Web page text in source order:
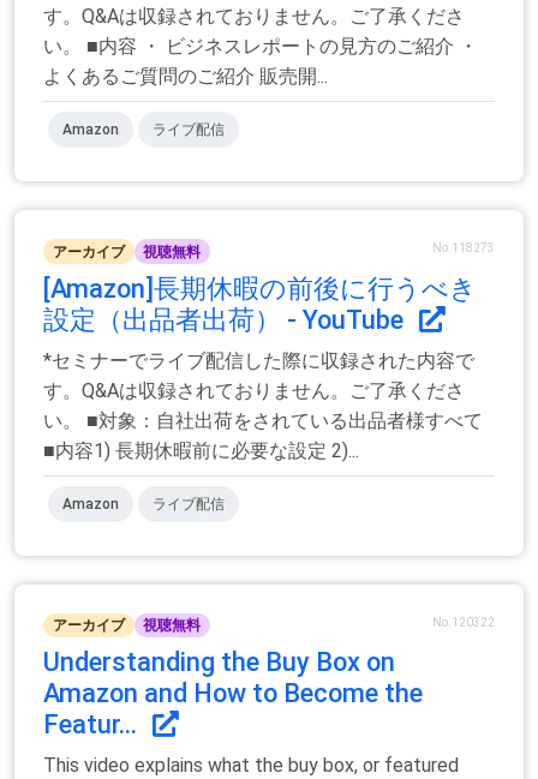
す。Q&Aは収録されておりません。ご了承くださ
い。 ■内容 ・ ビジネスレポートの見方のご紹介 ・
よくあるご質問のご紹介 販売開...
Amazon ライブ配信
アーカイブ 視聴無料 No.118273
[Amazon]長期休暇の前後に行うべき
設定（出品者出荷） - YouTube
*セミナーでライブ配信した際に収録された内容で
す。Q&Aは収録されておりません。ご了承くださ
い。 ■対象：自社出荷をされている出品者様すべて
■内容1) 長期休暇前に必要な設定 2)...
Amazon ライブ配信
アーカイブ 視聴無料 No.120322
Understanding the Buy Box on
Amazon and How to Become the
Featur...
This video explains what the buy box, or featured